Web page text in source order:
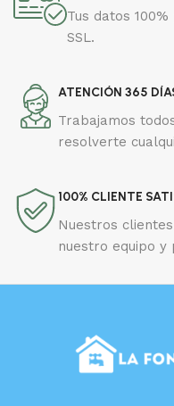
Tus datos
SSL.
ATENCIÓN 365
Trabajamos
resolverte
100% CLIENTE
Nuestros
nuestro equipo y